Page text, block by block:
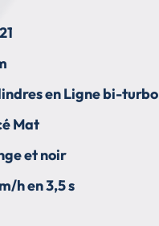
en Ligne bi-turbo
Mat
et noir
h en 3,5 s